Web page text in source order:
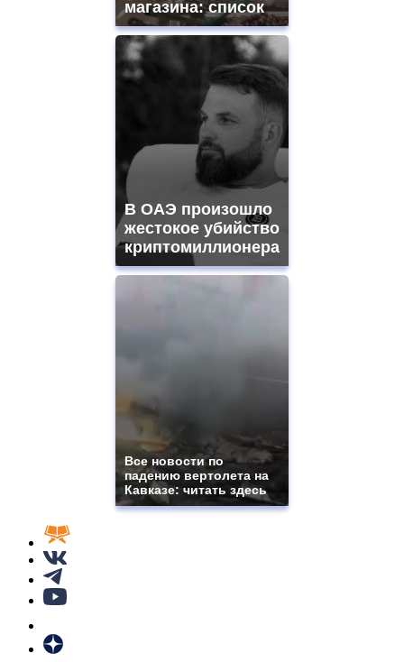
магазина: список
В ОАЭ произошло
жестокое убийство
криптомиллионера
Все новости по
падению вертолета на
Кавказе: читать здесь